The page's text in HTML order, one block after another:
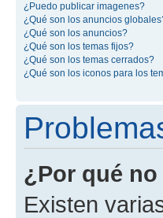
¿Puedo publicar imagenes?
¿Qué son los anuncios
¿Qué son los anuncios?
¿Qué son los temas fijos?
¿Qué son los temas cerrados?
¿Qué son los iconos para los
¿Por qué
Existen